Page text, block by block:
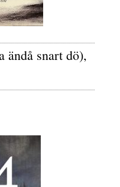
ändå snart dö),